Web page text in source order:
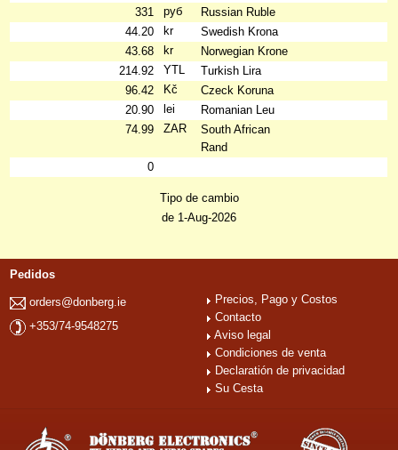
331
руб
Russian Ruble
44.20
kr
Swedish Krona
43.68
kr
Norwegian Krone
214.92
YTL
Turkish Lira
96.42
Kč
Czeck Koruna
20.90
lei
Romanian Leu
74.99
ZAR
South African
Rand
0
Tipo de cambio
de 1-Aug-2026
Pedidos
orders@donberg.ie
+353/74-9548275
Precios, Pago y Costos
Contacto
Aviso legal
Condiciones de venta
Declaratión de privacidad
Su Cesta